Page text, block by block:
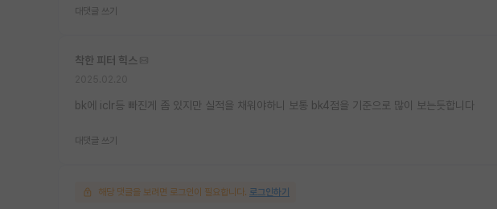
대댓글 쓰기
착한 피터 힉스
bk에 iclr등 빠진게 좀 있지만 실적을 채워야하니 보통 bk4점을 기준으로 많이 보는듯합니다
대댓글 쓰기
해당 댓글을 보려면 로그인이 필요합니다. 로그인하기